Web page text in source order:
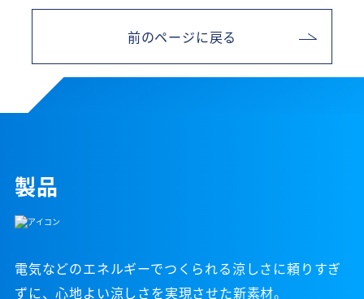
前のページに戻る
製品
電気などのエネルギーでつくられる涼しさに頼りすぎ
ずに、心地よい涼しさを実現させた新素材。